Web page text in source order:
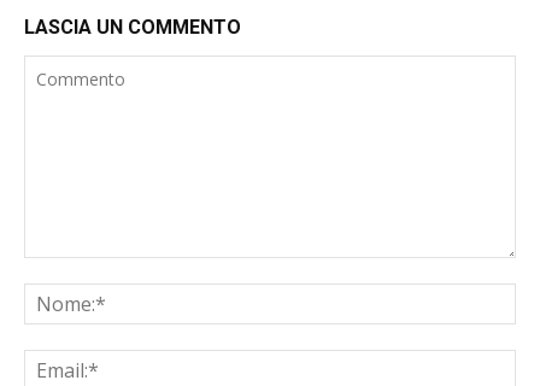
LASCIA UN COMMENTO